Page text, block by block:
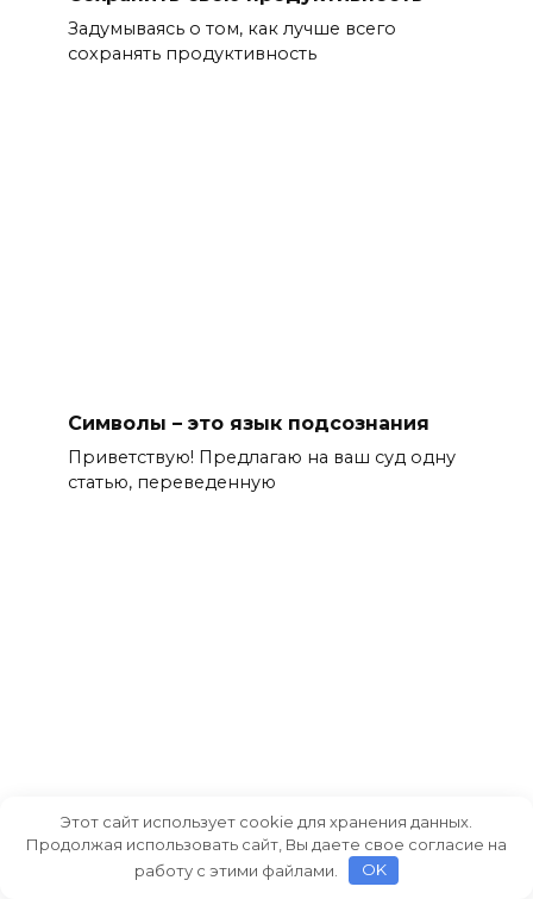
Задумываясь о том, как лучше всего
сохранять продуктивность
Символы – это язык подсознания
Приветствую! Предлагаю на ваш суд одну
статью, переведенную
У женщин три ноги?
В старинной городской легенде ходила
Этот сайт использует cookie для хранения данных.
Продолжая использовать сайт, Вы даете свое согласие на
работу с этими файлами.
OK